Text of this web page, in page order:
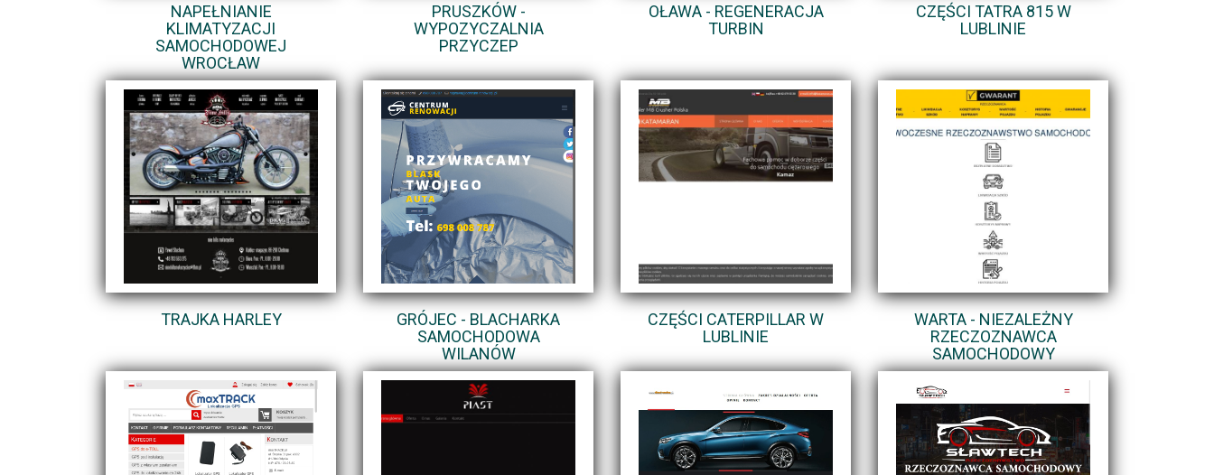
NAPEŁNIANIE
KLIMATYZACJI
SAMOCHODOWEJ
WROCŁAW
PRUSZKÓW -
WYPOZYCZALNIA
PRZYCZEP
OŁAWA - REGENERACJA
TURBIN
CZĘŚCI TATRA 815 W
LUBLINIE
TRAJKA HARLEY
GRÓJEC - BLACHARKA
SAMOCHODOWA
WILANÓW
CZĘŚCI CATERPILLAR W
LUBLINIE
WARTA - NIEZALEŻNY
RZECZOZNAWCA
SAMOCHODOWY